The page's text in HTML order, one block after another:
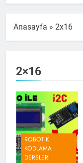
Anasayfa » 2x16
2×16
ROBOTIK
KODLAMA
DERSLERI